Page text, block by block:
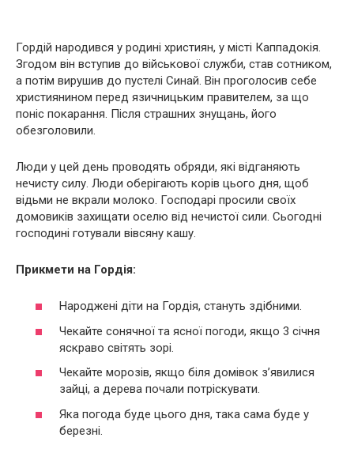
Гордій народився у родині християн, у місті Каппадокія.
Згодом він вступив до військової служби, став сотником,
а потім вирушив до пустелі Синай. Він проголосив себе
християнином перед язичницьким правителем, за що
поніс покарання. Після страшних знущань, його
обезголовили.
Люди у цей день проводять обряди, які відганяють
нечисту силу. Люди оберігають корів цього дня, щоб
відьми не вкрали молоко. Господарі просили своїх
домовиків захищати оселю від нечистої сили. Сьогодні
господині готували вівсяну кашу.
Прикмети на Гордія:
Народжені діти на Гордія, стануть здібними.
Чекайте сонячної та ясної погоди, якщо 3 січня
яскраво світять зорі.
Чекайте морозів, якщо біля домівок з’явилися
зайці, а дерева почали потріскувати.
Яка погода буде цього дня, така сама буде у
березні.